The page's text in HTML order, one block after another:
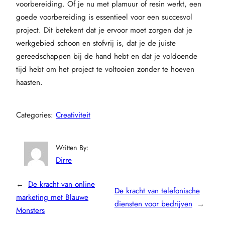
voorbereiding. Of je nu met plamuur of resin werkt, een
goede voorbereiding is essentieel voor een succesvol
project. Dit betekent dat je ervoor moet zorgen dat je
werkgebied schoon en stofvrij is, dat je de juiste
gereedschappen bij de hand hebt en dat je voldoende
tijd hebt om het project te voltooien zonder te hoeven
haasten.
Categories: Creativiteit
Written By:
Dirre
← De kracht van online
marketing met Blauwe
Monsters
De kracht van telefonische
diensten voor bedrijven →